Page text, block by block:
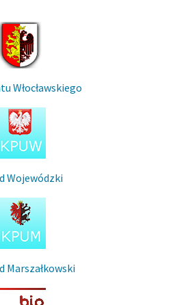
Włocławskiego
Wojewódzki
Marszałkowski